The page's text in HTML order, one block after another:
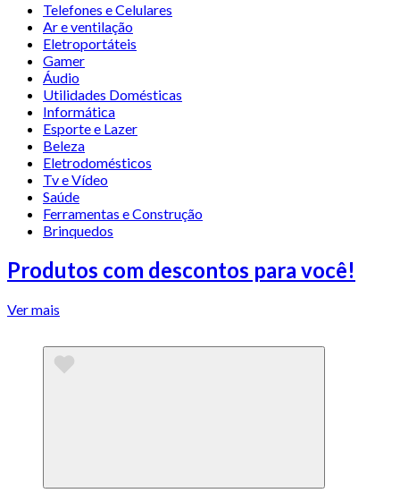
Telefones e Celulares
Ar e ventilação
Eletroportáteis
Gamer
Áudio
Utilidades Domésticas
Informática
Esporte e Lazer
Beleza
Eletrodomésticos
Tv e Vídeo
Saúde
Ferramentas e Construção
Brinquedos
Produtos com descontos para você!
Ver mais